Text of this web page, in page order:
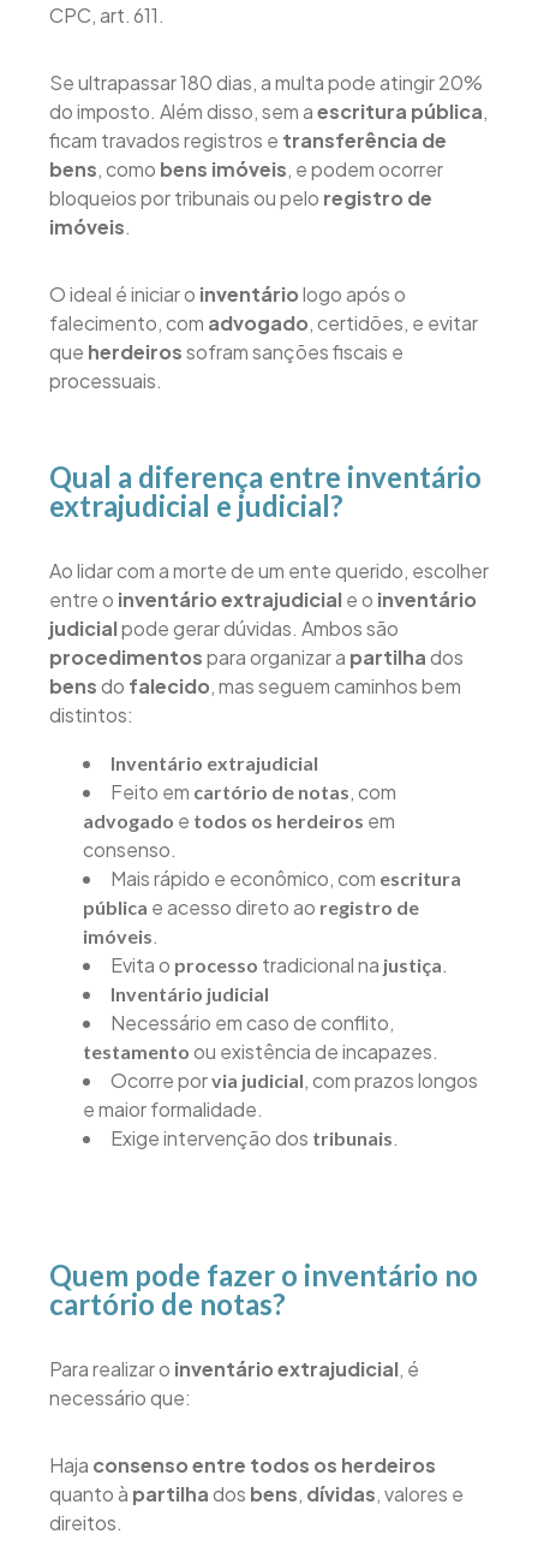
CPC, art. 611.
Se ultrapassar 180 dias, a multa pode atingir 20%
do imposto. Além disso, sem aescritura pública,
ficam travados registros e transferência de
bens, como bens imóveis, e podem ocorrer
bloqueios por tribunais ou pelo registro de
imóveis.
O ideal é iniciar o inventáriologo após o
falecimento, com advogado, certidões, e evitar
que herdeirossofram sanções fiscais e
processuais.
Qual a diferença entre inventário
extrajudicial e judicial?
Ao lidar com a morte de um ente querido, escolher
entre o inventário extrajudiciale o inventário
judicialpode gerar dúvidas. Ambos são
procedimentospara organizar a partilhados
bensdo falecido, mas seguem caminhos bem
distintos:
Inventário extrajudicial
Feito em cartório de notas, com
advogado e todos os herdeiros em
consenso.
Mais rápido e econômico, com escritura
pública e acesso direto ao registro de
imóveis.
Evita o processo tradicional na justiça.
Inventário judicial
Necessário em caso de conflito,
testamento ou existência de incapazes.
Ocorre porvia judicial, com prazos longos
e maior formalidade.
Exige intervenção dos tribunais.
Quem pode fazer o inventário no
cartório de notas?
Para realizar o inventário extrajudicial, é
necessário que:
Haja consenso entre todos os herdeiros
quanto à partilhados bens, dívidas, valores e
direitos.